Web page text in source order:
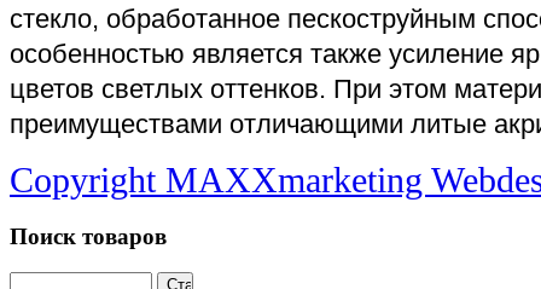
стекло, обработанное пескоструйным
особенностью является также усиление
цветов светлых оттенков. При этом
преимуществами отличающими литые
Copyright MAXXmarketing
Поиск товаров